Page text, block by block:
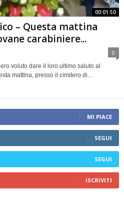
00:01:50
– Questa mattina
carabiniere...
voluto dare il loro ultimo saluto al
mattina, presso il cimitero di...
MI PIACE
SEGUI
SEGUI
ISCRIVITI